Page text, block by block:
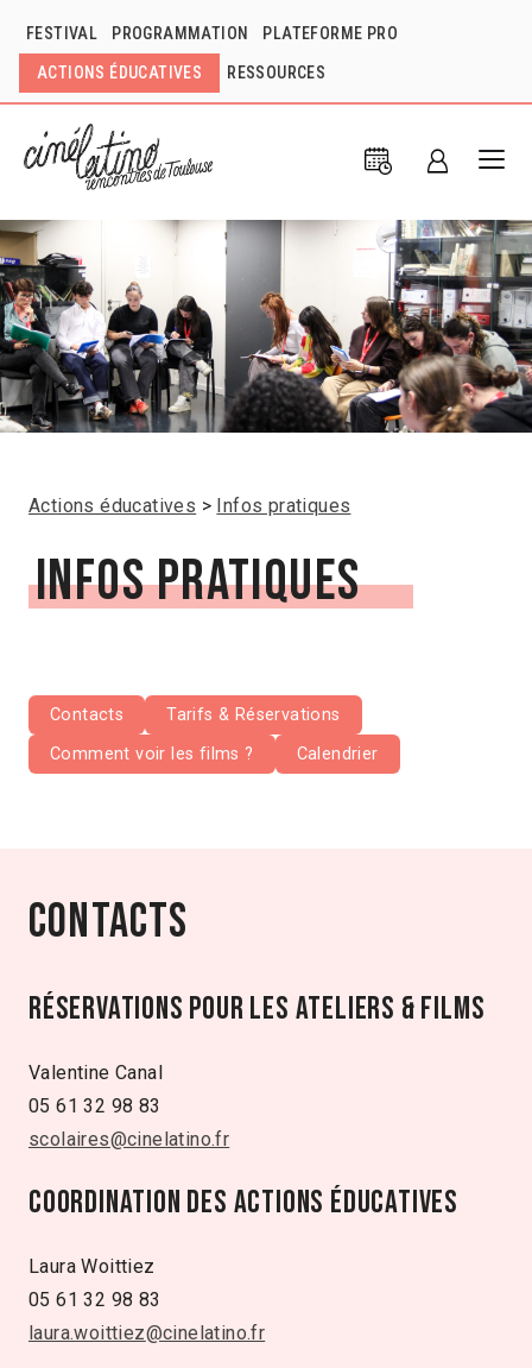
FESTIVAL PROGRAMMATION PLATEFORME PRO
ACTIONS ÉDUCATIVES RESSOURCES
Actions éducatives Infos pratiques
Infos pratiques
Contacts
Tarifs & Réservations
Comment voir les films ?
Calendrier
Contacts
Réservations pour les ateliers & films
Valentine Canal
05 61 32 98 83
scolaires@cinelatino.fr
Coordination des actions éducatives
Laura Woittiez
05 61 32 98 83
laura.woittiez@cinelatino.fr